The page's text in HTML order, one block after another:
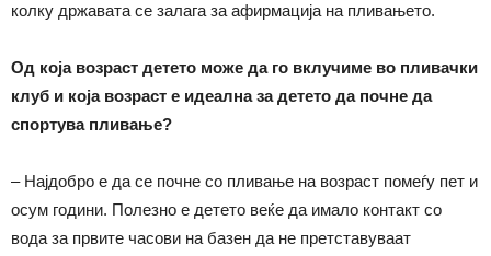
колку државата се залага за афирмација на пливањето.
Од која возраст детето може да го вклучиме во пливачки
клуб и која возраст е идеална за детето да почне да
спортува пливање?
– Најдобро е да се почне со пливање на возраст помеѓу пет и
осум години. Полезно е детето веќе да имало контакт со
вода за првите часови на базен да не претставуваат